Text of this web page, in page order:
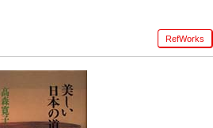
RefWorks